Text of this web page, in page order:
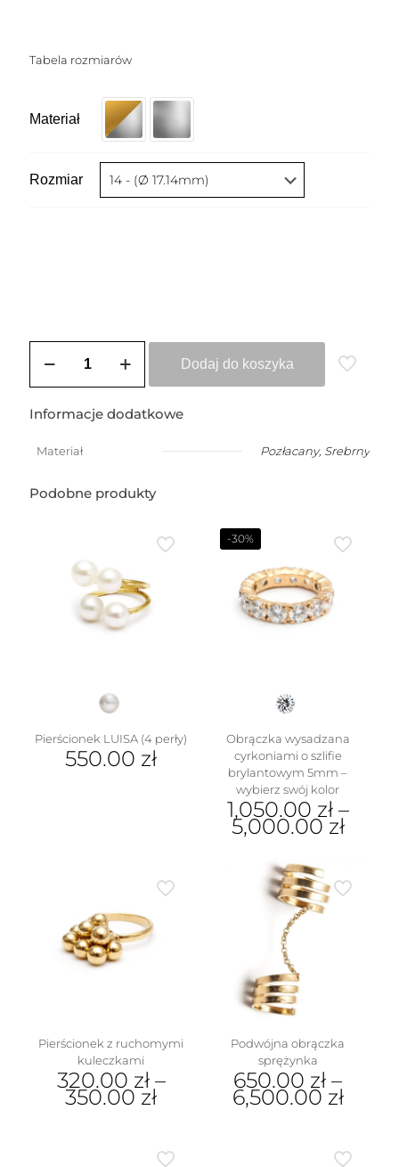
Tabela rozmiarów
Materiał
Rozmiar
Pierścionek
nieskończoności
Dodaj do koszyka
Informacje dodatkowe
Materiał Pozłacany, Srebrny
Podobne produkty
Pierścionek LUISA (4 perły)
550.00 zł
-30%
Obrączka wysadzana
cyrkoniami o szlifie
brylantowym 5mm –
wybierz swój kolor
1,050.00 zł–
5,000.00 zł
produkt
ma
wiele
wariantów.
Opcje
wybrać
na
stronie
produktu
Pierścionek z ruchomymi
kuleczkami
320.00 zł–
350.00 zł
Podwójna obrączka
sprężynka
650.00 zł –
6,500.00 zł